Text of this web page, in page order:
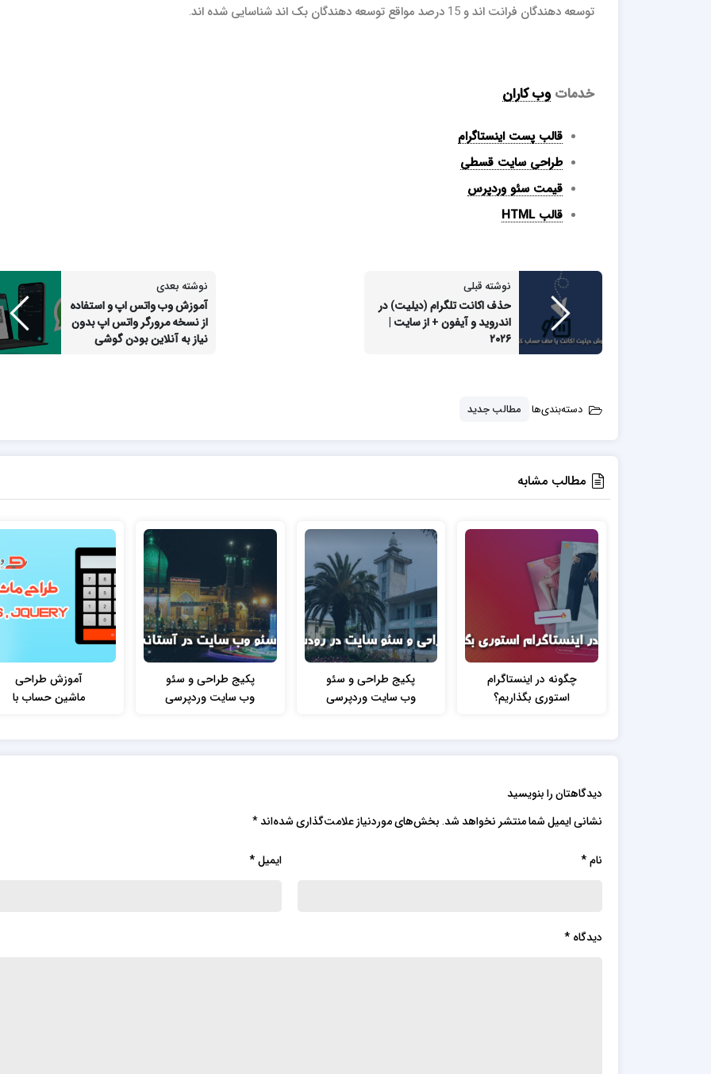
توسعه دهندگان فرانت اند و 15 درصد مواقع توسعه دهندگان بک اند شناسایی شده اند.
خدماتوب کاران
قالب پست اینستاگرام
طراحی سایت قسطی
قیمت سئو وردپرس
قالب HTML
نوشته قبلی
حذف اکانت تلگرام (دیلیت) در
اندروید و آیفون + از سایت |
۲۰۲۶
نوشته بعدی
آموزش وب واتس اپ و استفاده
از نسخه مرورگر واتس اپ بدون
نیاز به آنلاین بودن گوشی
دسته‌بندی‌ها مطالب جدید
مطالب مشابه
چگونه در اینستاگرام
استوری بگذاریم؟
پکیج طراحی و سئو
وب سایت وردپرسی
رودسر
پکیج طراحی و سئو
وب سایت وردپرسی
آستانه اشرفیه
آموزش طراحی
ماشین حساب با
دیدگاهتان را بنویسید
نشانی ایمیل شما منتشر نخواهد شد. بخش‌های موردنیاز علامت‌گذاری شده‌اند*
نام* ایمیل*
دیدگاه *